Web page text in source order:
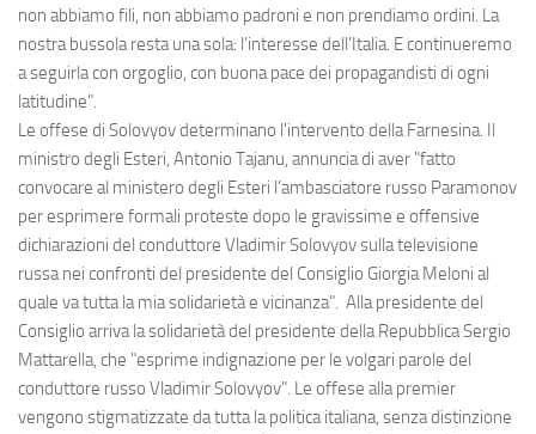
non abbiamo fili, non abbiamo padroni e non prendiamo ordini. La
nostra bussola resta una sola: l’interesse dell'Italia. E continueremo
a seguirla con orgoglio, con buona pace dei propagandisti di ogni
latitudine".
Le offese di Solovyov determinano l'intervento della Farnesina. Il
ministro degli Esteri, Antonio Tajanu, annuncia di aver "fatto
convocare al ministero degli Esteri l’ambasciatore russo Paramonov
per esprimere formali proteste dopo le gravissime e offensive
dichiarazioni del conduttore Vladimir Solovyov sulla televisione
russa nei confronti del presidente del Consiglio Giorgia Meloni al
quale va tutta la mia solidarietà e vicinanza". Alla presidente del
Consiglio arriva la solidarietà del presidente della Repubblica Sergio
Mattarella, che "esprime indignazione per le volgari parole del
conduttore russo Vladimir Solovyov". Le offese alla premier
vengono stigmatizzate da tutta la politica italiana, senza distinzione